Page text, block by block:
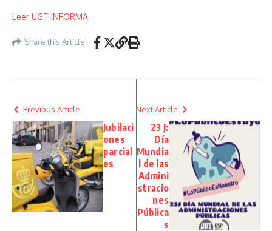
Leer UGT INFORMA
Share this Article
Previous Article
Jubilaci
ones
parcial
es
Next Article
23 J:
Día
Mundia
l de las
Admini
stracio
nes
Pública
s